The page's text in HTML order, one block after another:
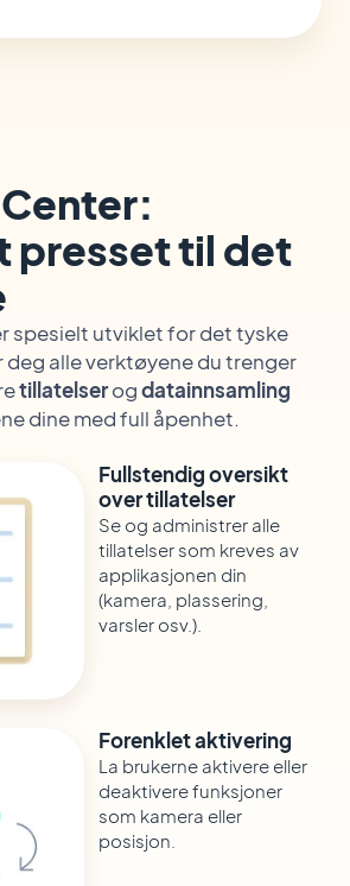
presset til det
spesielt utviklet for det tyske
deg alle verktøyene du trenger
tillatelserogdatainnsamling
dine med full åpenhet.
Fullstendig oversikt
over tillatelser
Se og administrer alle
tillatelser som kreves av
applikasjonen din
(kamera, plassering,
varsler osv.).
Forenklet aktivering
La brukerne aktivere eller
deaktivere funksjoner
som kamera eller
posisjon.